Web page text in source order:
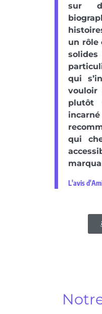
sur
un rôle
qui
vouloir
plutôt
qui
L'avis